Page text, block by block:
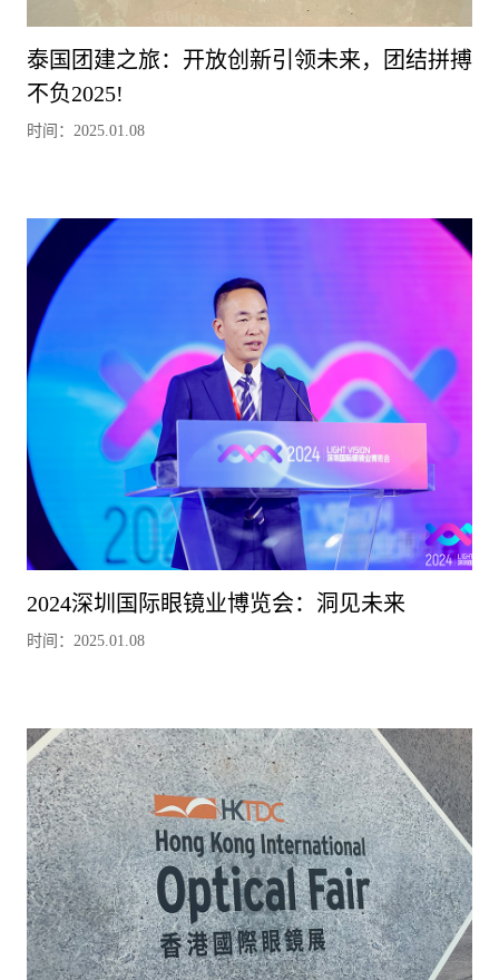
泰国团建之旅：开放创新引领未来，团结拼搏
不负2025!
时间：2025.01.08
2024深圳国际眼镜业博览会：洞见未来
时间：2025.01.08